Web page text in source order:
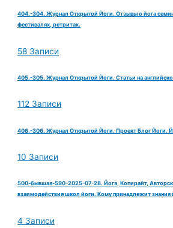
404.-304. Журнал Открытой Йоги. Отзывы о йога
фестивалях, ретритах.
58 Записи
405.-305. Журнал Открытой Йоги. Статьи на
112 Записи
406.-306. Журнал Открытой Йоги. Проект Блог Йоги.
10 Записи
500-бывшая-590-2025-07-28. Йога, Копирайт,
взаимодействия школ йоги. Кому принадлежит знания
4 Записи